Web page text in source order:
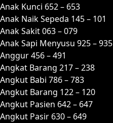
Anak Kunci 652 – 653
Anak Naik Sepeda 145 – 101
Anak Sakit 063 – 079
Anak Sapi Menyusu 925 – 935
Anggur 456 – 491
Angkat Barang 217 – 238
Angkut Babi 786 – 783
Angkut Barang 122 – 120
Angkut Pasien 642 – 647
Angkut Pasir 630 – 649